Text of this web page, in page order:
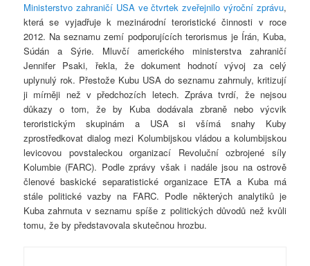
Ministerstvo zahraničí USA ve čtvrtek zveřejnilo výroční zprávu,
která se vyjadřuje k mezinárodní teroristické činnosti v roce
2012. Na seznamu zemí podporujících terorismus je Írán, Kuba,
Súdán a Sýrie. Mluvčí amerického ministerstva zahraničí
Jennifer Psaki, řekla, že dokument hodnotí vývoj za celý
uplynulý rok. Přestože Kubu USA do seznamu zahrnuly, kritizují
ji mírněji než v předchozích letech. Zpráva tvrdí, že nejsou
důkazy o tom, že by Kuba dodávala zbraně nebo výcvik
teroristickým skupinám a USA si všímá snahy Kuby
zprostředkovat dialog mezi Kolumbijskou vládou a kolumbijskou
levicovou povstaleckou organizací Revoluční ozbrojené síly
Kolumbie (FARC). Podle zprávy však i nadále jsou na ostrově
členové baskické separatistické organizace ETA a Kuba má
stále politické vazby na FARC. Podle některých analytiků je
Kuba zahrnuta v seznamu spíše z politických důvodů než kvůli
tomu, že by představovala skutečnou hrozbu.